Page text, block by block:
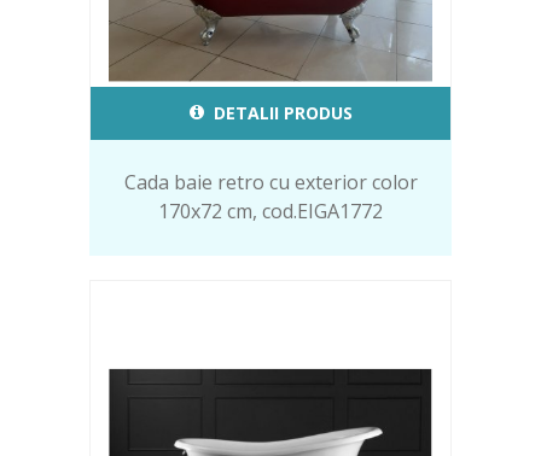
DETALII PRODUS
Cada baie retro cu exterior color
170x72 cm, cod.EIGA1772